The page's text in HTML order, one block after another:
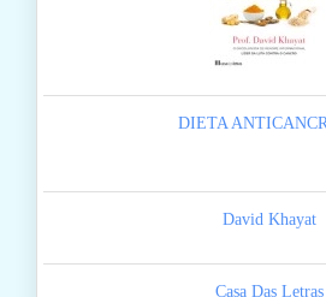
DIETA
David Khayat
Casa Das Letras